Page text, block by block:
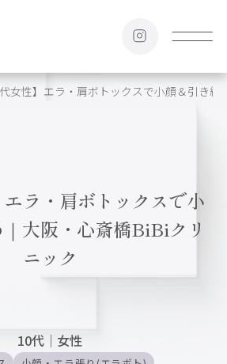
代女性】エラ・肩ボトックスで小顔＆引き
エラ・肩ボトックスで小
大阪・心斎橋BiBiクリ
ニック
10代 ｜ 女性